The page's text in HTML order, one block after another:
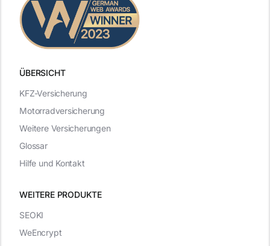
ÜBERSICHT
WEITERE PRODUKTE
KFZ-Versicherung
Motorradversicherung
Weitere Versicherungen
Glossar
Hilfe und Kontakt
SEOKI
WeEncrypt